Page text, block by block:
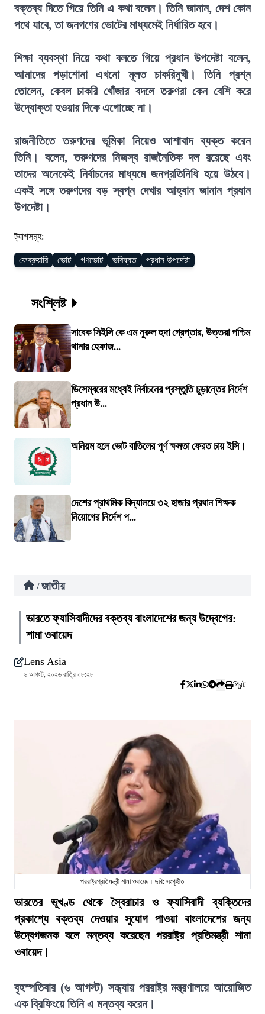
বক্তব্য দিতে গিয়ে তিনি এ কথা বলেন। তিনি জানান, দেশ কোন
পথে যাবে, তা জনগণের ভোটের মাধ্যমেই নির্ধারিত হবে।
শিক্ষা ব্যবস্থা নিয়ে কথা বলতে গিয়ে প্রধান উপদেষ্টা বলেন,
আমাদের পড়াশোনা এখনো মূলত চাকরিমুখী। তিনি প্রশ্ন
তোলেন, কেবল চাকরি খোঁজার বদলে তরুণরা কেন বেশি করে
উদ্যোক্তা হওয়ার দিকে এগোচ্ছে না।
রাজনীতিতে তরুণদের ভূমিকা নিয়েও আশাবাদ ব্যক্ত করেন
তিনি। বলেন, তরুণদের নিজস্ব রাজনৈতিক দল রয়েছে এবং
তাদের অনেকেই নির্বাচনের মাধ্যমে জনপ্রতিনিধি হয়ে উঠবে।
একই সঙ্গে তরুণদের বড় স্বপ্ন দেখার আহ্বান জানান প্রধান
উপদেষ্টা।
ট্যাগসমূহ:
ফেব্রুয়ারি ভোট গণভোট ভবিষ্যত প্রধান উপদেষ্টা
সংশ্লিষ্ট
সাবেক সিইসি কে এম নুরুল হুদা গ্রেপ্তার, উত্তরা পশ্চিম
থানার হেফাজ...
ডিসেম্বরের মধ্যেই নির্বাচনের প্রস্তুতি চূড়ান্তের নির্দেশ
প্রধান উ...
অনিয়ম হলে ভোট বাতিলের পূর্ণ ক্ষমতা ফেরত চায় ইসি।
দেশের প্রাথমিক বিদ্যালয়ে ৩২ হাজার প্রধান শিক্ষক
নিয়োগের নির্দেশ প...
/ জাতীয়
ভারতে ফ্যাসিবাদীদের বক্তব্য বাংলাদেশের জন্য উদ্বেগের:
শামা ওবায়েদ
Lens Asia
৬ আগস্ট, ২০২৬ রাত্রি ০৮:২৮
প্রিন্ট
পররাষ্ট্রপ্রতিমন্ত্রী শামা ওবায়েদ। ছবি: সংগৃহীত
ভারতের ভূখণ্ড থেকে স্বৈরাচার ও ফ্যাসিবাদী ব্যক্তিদের
প্রকাশ্যে বক্তব্য দেওয়ার সুযোগ পাওয়া বাংলাদেশের জন্য
উদ্বেগজনক বলে মন্তব্য করেছেন পররাষ্ট্র প্রতিমন্ত্রী শামা
ওবায়েদ।
বৃহস্পতিবার (৬ আগস্ট) সন্ধ্যায় পররাষ্ট্র মন্ত্রণালয়ে আয়োজিত
এক ব্রিফিংয়ে তিনি এ মন্তব্য করেন।